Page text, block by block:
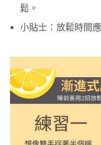
鬆。
小貼士：放鬆時間